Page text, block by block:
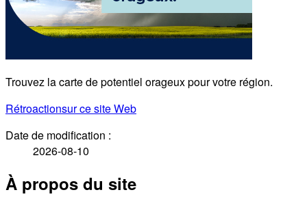
Trouvez la carte de potentiel orageux pour votre région.
Rétroactionsur ce site Web
Date de modification :
2026-08-10
À propos du site